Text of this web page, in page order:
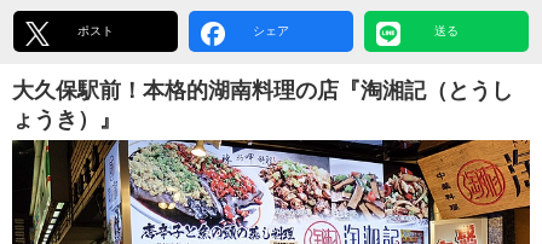
ポスト シェア 送る
大久保駅前！本格的湖南料理の店『淘湘記（とうし
ょうき）』